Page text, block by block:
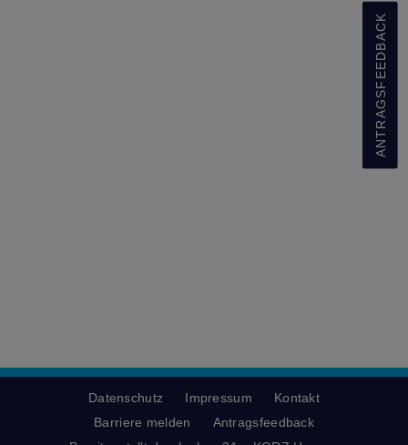
ANTRAGSFEEDBACK
Datenschutz Impressum
Kontakt
Barriere melden
Antragsfeedback